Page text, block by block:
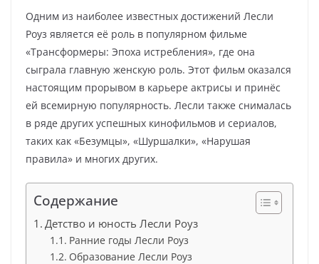
Одним из наиболее известных достижений Лесли
Роуз является её роль в популярном фильме
«Трансформеры: Эпоха истребления», где она
сыграла главную женскую роль. Этот фильм оказался
настоящим прорывом в карьере актрисы и принёс
ей всемирную популярность. Лесли также снималась
в ряде других успешных кинофильмов и сериалов,
таких как «Безумцы», «Шуршалки», «Нарушая
правила» и многих других.
Содержание
Детство и юность Лесли Роуз
Ранние годы Лесли Роуз
Образование Лесли Роуз